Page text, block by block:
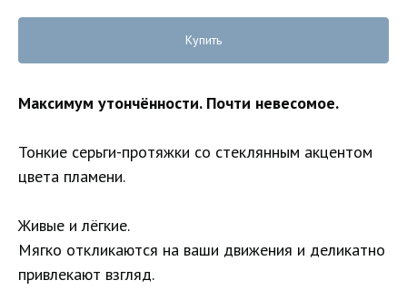
Купить
Максимум утончённости. Почти невесомое.
Тонкие серьги-протяжки со стеклянным акцентом
цвета пламени.
Живые и лёгкие.
Мягко откликаются на ваши движения и деликатно
привлекают взгляд.